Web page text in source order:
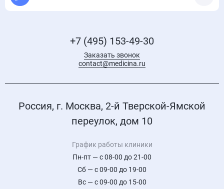
+7 (495) 153-49-30
Заказать звонок
contact@medicina.ru
Россия, г. Москва, 2-й Тверской-Ямской
переулок, дом 10
График работы клиники
Пн-пт — с 08-00 до 21-00
Сб — с 09-00 до 19-00
Вс — с 09-00 до 15-00